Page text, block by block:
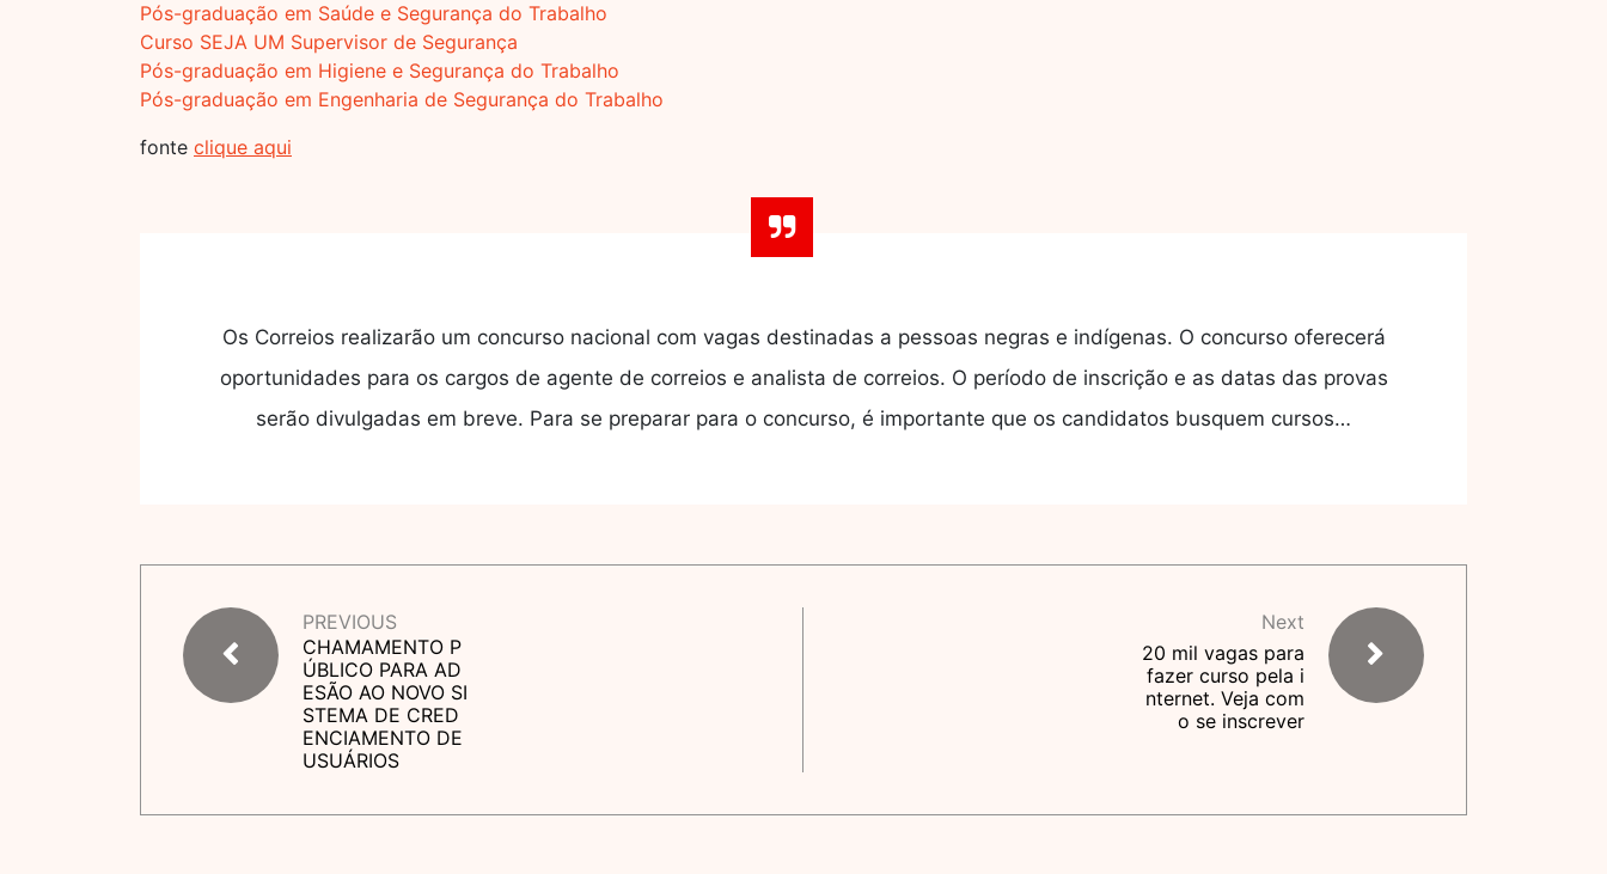
Pós-graduação em Saúde e Segurança do Trabalho
Curso SEJA UM Supervisor de Segurança
Pós-graduação em Higiene e Segurança do Trabalho
Pós-graduação em Engenharia de Segurança do Trabalho
fonte clique aqui
Os Correios realizarão um concurso nacional com vagas destinadas a pessoas negras e indígenas. O concurso oferecerá
oportunidades para os cargos de agente de correios e analista de correios. O período de inscrição e as datas das provas
serão divulgadas em breve. Para se preparar para o concurso, é importante que os candidatos busquem cursos…
PREVIOUS
CHAMAMENTO P
ÚBLICO PARA AD
ESÃO AO NOVO SI
STEMA DE CRED
ENCIAMENTO DE
USUÁRIOS
Next
20 mil vagas para
fazer curso pela i
nternet. Veja com
o se inscrever